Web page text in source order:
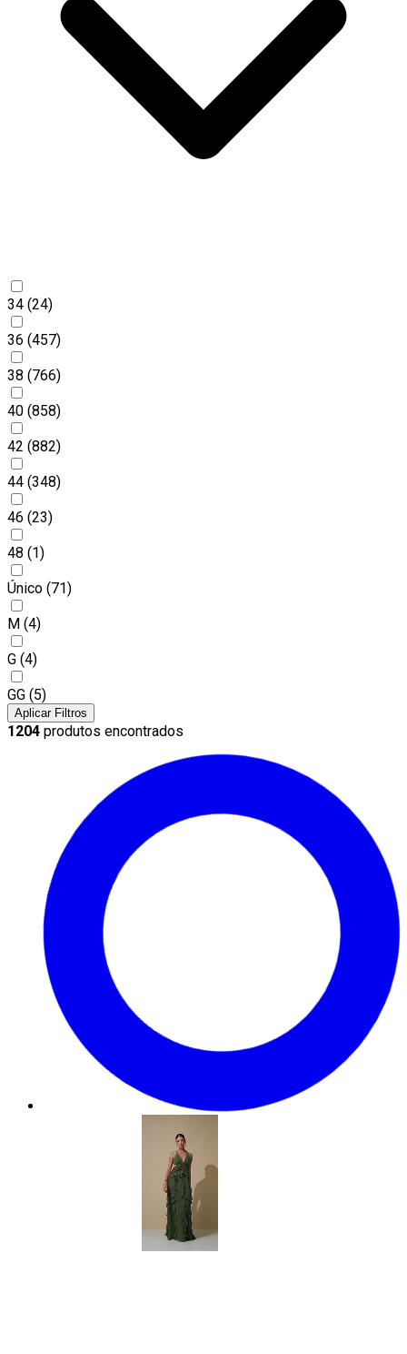
34 (24)
36 (457)
38 (766)
40 (858)
42 (882)
44 (348)
46 (23)
48 (1)
Único (71)
M (4)
G (4)
GG (5)
Aplicar Filtros
1204 produtos encontrados